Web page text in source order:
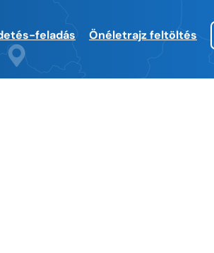
feladás Önéletrajz feltöltés